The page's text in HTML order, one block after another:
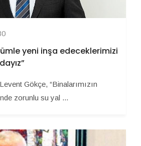
yeni inşa edeceklerimizi
Gökçe, “Binalarımızın
zorunlu su yal ...